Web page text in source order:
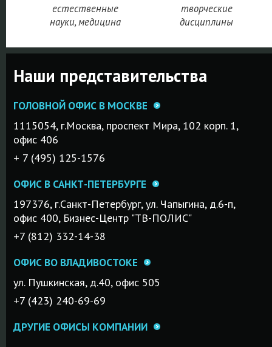
естественные
науки, медицина
творческие
дисциплины
Наши представительства
ГОЛОВНОЙ ОФИС В МОСКВЕ
1115054, г.Mосква, проспект Мира, 102 корп. 1,
офис 406
+ 7 (495) 125-1576
ОФИС В САНКТ-ПЕТЕРБУРГЕ
197376, г.Санкт-Петербург, ул. Чапыгина, д.6-п,
офис 400, Бизнес-Центр "ТВ-ПОЛИС"
+7 (812) 332-14-38
ОФИС ВО ВЛАДИВОСТОКЕ
ул. Пушкинская, д.40, офис 505
+7 (423) 240-69-69
ДРУГИЕ ОФИСЫ КОМПАНИИ